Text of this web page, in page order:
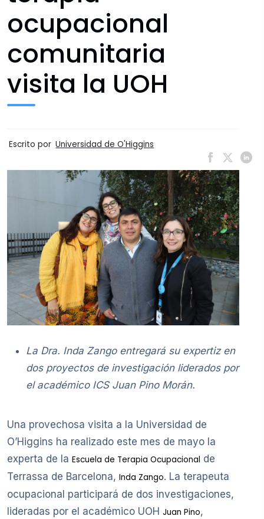
ocupacional
comunitaria
visita la UOH
Escrito por Universidad de O'Higgins
La Dra. Inda Zango entregará su expertiz en
dos proyectos de investigación liderados por
el académico ICS Juan Pino Morán.
Una provechosa visita a la Universidad de
O’Higgins ha realizado este mes de mayo la
experta de la Escuela de Terapia Ocupacional de
Terrassa de Barcelona, Inda Zango. La terapeuta
ocupacional participará de dos investigaciones,
lideradas por el académico UOH Juan Pino,